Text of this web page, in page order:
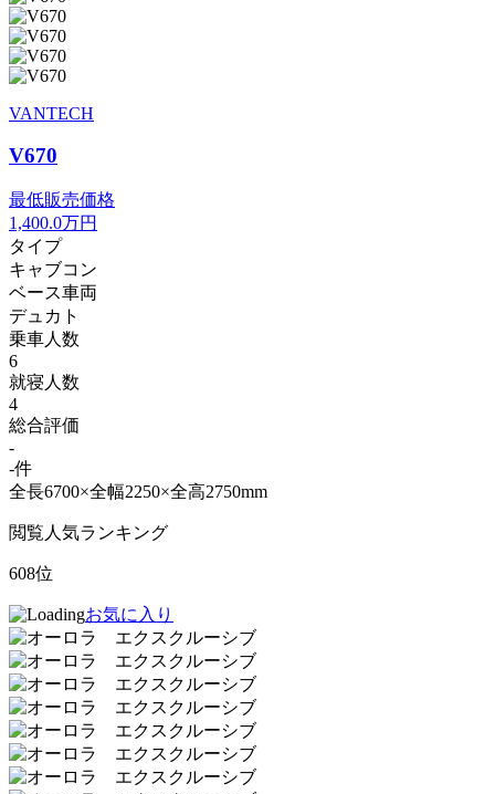
VANTECH
V670
最低販売価格
1,400.0万円
タイプ
キャブコン
ベース車両
デュカト
乗車人数
6
就寝人数
4
総合評価
-
-件
全長6700×全幅2250×全高2750mm
閲覧人気ランキング
608位
お気に入り